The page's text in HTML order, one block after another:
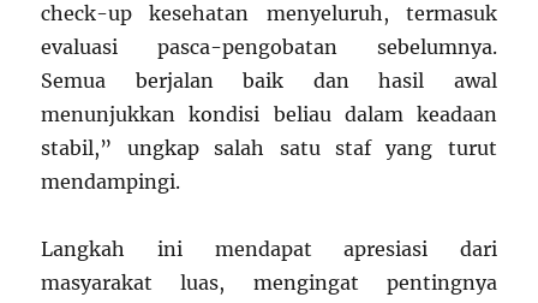
check-up kesehatan menyeluruh, termasuk
evaluasi pasca-pengobatan sebelumnya.
Semua berjalan baik dan hasil awal
menunjukkan kondisi beliau dalam keadaan
stabil,” ungkap salah satu staf yang turut
mendampingi.
Langkah ini mendapat apresiasi dari
masyarakat luas, mengingat pentingnya